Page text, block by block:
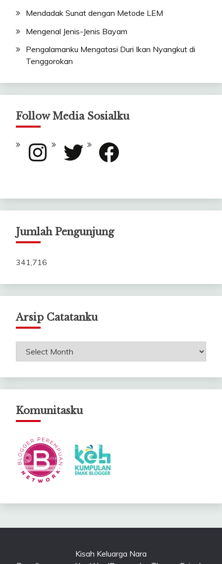
Mendadak Sunat dengan Metode LEM
Mengenal Jenis-Jenis Bayam
Pengalamanku Mengatasi Duri Ikan Nyangkut di
Tenggorokan
Follow Media Sosialku
Instagram Twitter Facebook
Jumlah Pengunjung
341,716
Arsip Catatanku
Arsip
Catatanku
Komunitasku
Kisah Keluarga Nara